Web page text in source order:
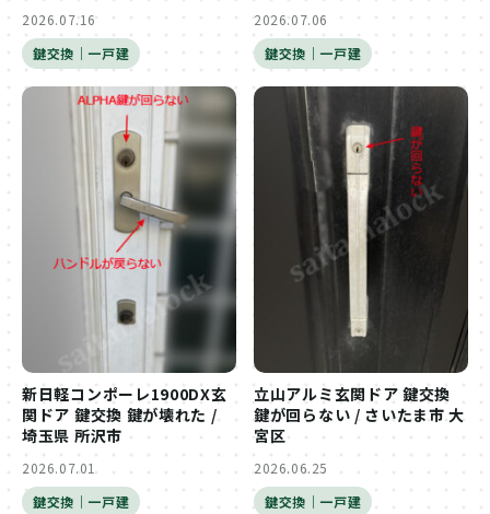
2026.07.16
鍵交換｜一戸建
2026.07.06
鍵交換｜一戸建
新日軽コンポーレ1900DX玄
関ドア 鍵交換 鍵が壊れた /
埼玉県 所沢市
2026.07.01
鍵交換｜一戸建
立山アルミ玄関ドア 鍵交換
鍵が回らない / さいたま市 大
宮区
2026.06.25
鍵交換｜一戸建